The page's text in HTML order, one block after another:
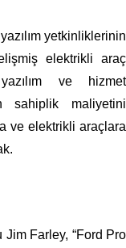
yetkinliklerinin
elektrikli araç
ve hizmet
sahiplik maliyetini
ve elektrikli araçlara
Jim Farley, “Ford Pro